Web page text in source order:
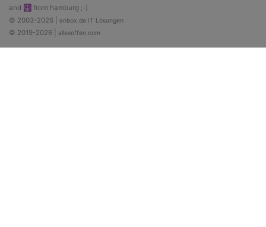
and ☮ from hamburg ;-)
© 2003-2026 | enbox.de IT Lösungen
© 2019-2026 | allesoffen.com